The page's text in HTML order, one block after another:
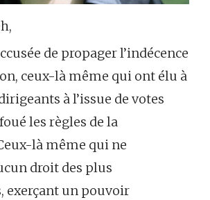
de propager l’indécence
ceux-là même qui ont élu à
à l’issue de votes
les règles de la
là même qui ne
droit des plus
exerçant un pouvoir